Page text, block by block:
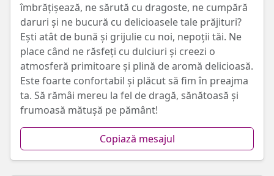
îmbrățișează, ne sărută cu dragoste, ne cumpără
daruri și ne bucură cu delicioasele tale prăjituri?
Ești atât de bună și grijulie cu noi, nepoții tăi. Ne
place când ne răsfeți cu dulciuri și creezi o
atmosferă primitoare și plină de aromă delicioasă.
Este foarte confortabil și plăcut să fim în preajma
ta. Să rămâi mereu la fel de dragă, sănătoasă și
frumoasă mătușă pe pământ!
Copiază mesajul